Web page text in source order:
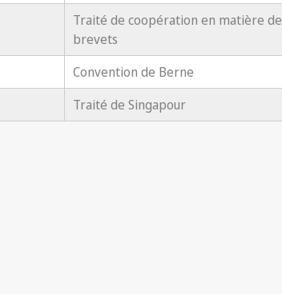
Traité de coopération en matière de
brevets
Convention de Berne
Traité de Singapour